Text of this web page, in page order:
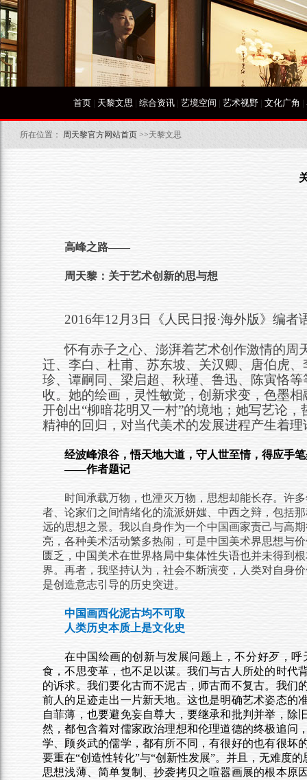
首页| 天黎文思 | 综合资讯| 艺境空间 | 艺术视野| 文化广角 |
所在位置： 周天黎官方网站首页 >>天黎文思
高峰之路——
周天黎：关于艺术创新的思与想
2016年12月3日《人民日报·海外版》编者
怀有赤子之心、澎湃着艺术创作激情的周
迁、李白、杜甫、苏东坡、关汉卿、唐伯虎
珍、谭嗣同、梁启超、秋瑾、鲁迅、陈寅恪
收。她的绘画，灵性敏觉，创新求变，色墨
开创出“柳暗花明又一村”的境地；她写艺论
精神的回归，对当代美术的发展进程产生着理
经波峰浪谷，悟天地大道，守人世至情，得应手
——作者题记
时间承载万物，也湮灭万物，思想却能长存。许
者、论家们之间情绪化的流派妍媸、中西之辩，包括
远的思想之景。我以自身作为一个中国画家责己与高
亮，各种美术活动繁多热闹，可是中国美术界思想与
匮乏，中国美术在世界格局中集体性失语也并未得到
界。再者，我坚持认为，社会不断演变，人类对自身
是创造意志引导的历史突进。
中国画西化泥古均不可取
人类历史本质上是文化史
在中国绘画的创新与发展问题上，不分好歹，
食，不思变革，也不足以谋。我们与古人所处的时代
的诉求。我们要化古而不泥古，师古而不复古。我们
前人的足迹走出一片新天地。这也是明确艺术姿态的
自菲薄，也要避免妄自尊大，要继承和批判并举，除
然，都包含着对儒家政治理想和伦理道德的终极追问
学、顾炎武的儒学，都有所不同，有很好的也有很坏
要重在“创造性转化”与“创新性发展”。并且，无难度
思想浅薄、简单复制、抄袭拷贝之喧嚣画展的根本原